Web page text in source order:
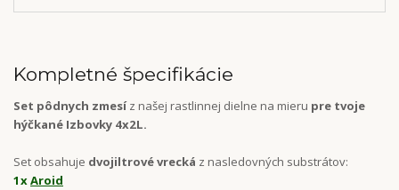
Kompletné špecifikácie
Set pôdnych zmesíz našej rastlinnej dielne na mieru pre tvoje
hýčkané Izbovky 4x2L.
Set obsahuje dvojiltrové vrecká z nasledovných substrátov:
1xAroid